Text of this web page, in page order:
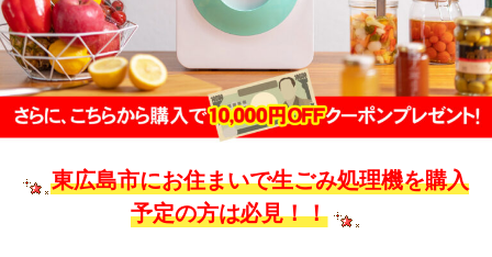
東広島市にお住まいで生ごみ処理機を購入
予定の方は必見！！